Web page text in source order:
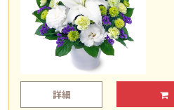
詳細